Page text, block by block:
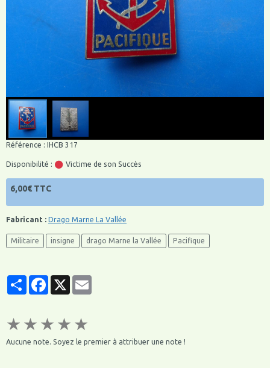
Référence : IHCB 317
Disponibilité : Victime de son Succès
6,00€ TTC
Fabricant : Drago Marne La Vallée
Militaire insigne drago Marne la Vallée Pacifique
PartagerFacebook
★ ★ ★ ★ ★
Aucune note. Soyez le premier à attribuer une note !